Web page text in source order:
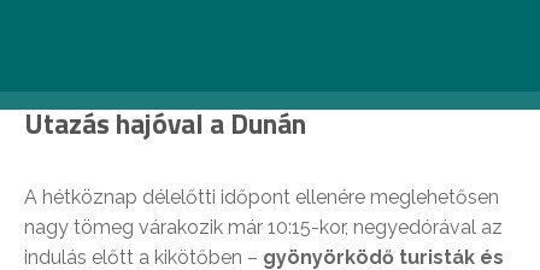
Utazás hajóval a Dunán
A hétköznap délelőtti időpont ellenére meglehetősen
nagy tömeg várakozik már 10:15-kor, negyedórával az
indulás előtt a kikötőben – gyönyörködő turisták és